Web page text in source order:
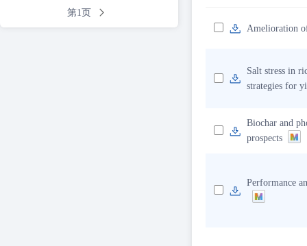
第1页
Amelioration
Salt stress in
strategies for
Biochar and
prospects
Performance